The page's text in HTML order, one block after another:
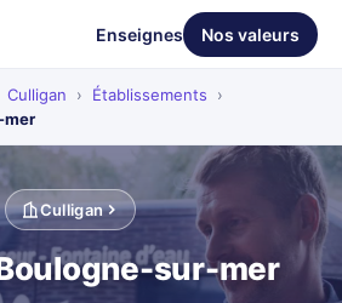
Enseignes Nos valeurs
Culligan › Établissements
›
mer
Culligan
sur-mer